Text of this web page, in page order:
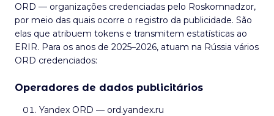
ORD — organizações credenciadas pelo Roskomnadzor,
por meio das quais ocorre o registro da publicidade. São
elas que atribuem tokens e transmitem estatísticas ao
ERIR. Para os anos de 2025–2026, atuam na Rússia vários
ORD credenciados:
Operadores de dados publicitários
Yandex ORD — ord.yandex.ru